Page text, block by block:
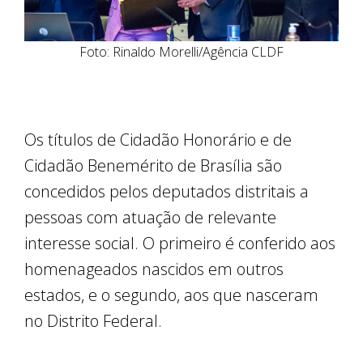
Foto: Rinaldo Morelli/Agência CLDF
Os títulos de Cidadão Honorário e de
Cidadão Benemérito de Brasília são
concedidos pelos deputados distritais a
pessoas com atuação de relevante
interesse social. O primeiro é conferido aos
homenageados nascidos em outros
estados, e o segundo, aos que nasceram
no Distrito Federal.